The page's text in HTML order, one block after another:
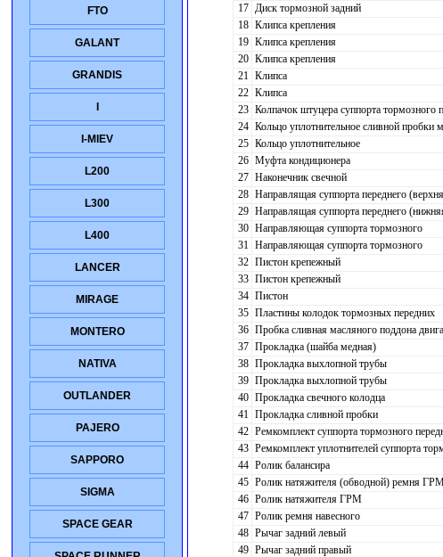
FTO
GALANT
GRANDIS
I-MIEV
L200
L300
L400
LANCER
MIRAGE
MONTERO
NATIVA
OUTLANDER
PAJERO
SAPPORO
SIGMA
SPACE GEAR
17 Диск тормозной задний
18 Клипса крепления
19 Клипса крепления
20 Клипса крепления
21 Клипса
22 Клипса
23 Колпачок штуцера суппорта тормозного
24 Кольцо уплотнительное сливной пробки
25 Кольцо уплотнительное
26 Муфта кондиционера
27 Наконечник свечной
28 Направлящая суппорта переднего
29 Направлящая суппорта переднего
30 Направляющая суппорта тормозного
31 Направляющая суппорта тормозного
32 Пистон крепежный
33 Пистон крепежный
34 Пистон
35 Пластины колодок тормозных передних
36 Пробка сливная масляного поддона
37 Прокладка (шайба медная)
38 Прокладка выхлопной трубы
39 Прокладка выхлопной трубы
40 Прокладка свечного колодца
41 Прокладка сливной пробки
42 Ремкомплект суппорта тормозного
43 Ремкомплект уплотнителей суппорта
44 Ролик балансира
45 Ролик натяжителя (обводной) ремня
46 Ролик натяжителя ГРМ
47 Ролик ремня навесного
48 Рычаг задний левый
49 Рычаг задний правый